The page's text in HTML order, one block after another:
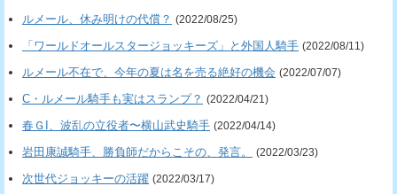
ルメール、休み明けの代償？ (2022/08/25)
「ワールドオールスタージョッキーズ」と外国人騎手 (2022/08/11)
ルメール不在で、今年の夏は名を売る絶好の機会 (2022/07/07)
C・ルメール騎手も実はスランプ？ (2022/04/21)
春ＧI、波乱の立役者〜横山武史騎手 (2022/04/14)
岩田康誠騎手、勝負師だからこその、発言。 (2022/03/23)
次世代ジョッキーの活躍 (2022/03/17)